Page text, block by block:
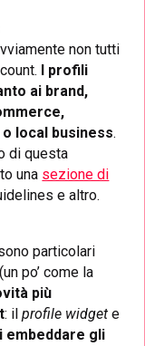
non tutti
I profili
ai brand,
local business.
di questa
una sezione di
e altro.
particolari
po’ come la
più
: ilprofile widget e
embeddare gli